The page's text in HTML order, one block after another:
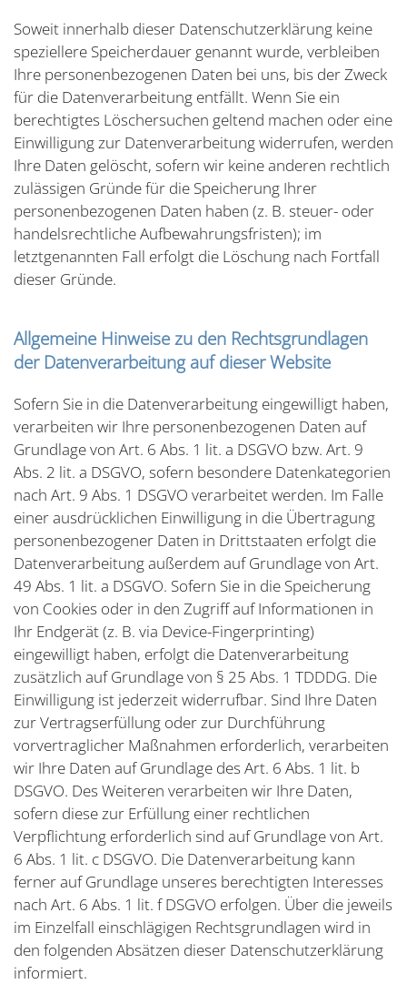
Soweit innerhalb dieser Datenschutzerklärung keine
speziellere Speicherdauer genannt wurde, verbleiben
Ihre personenbezogenen Daten bei uns, bis der Zweck
für die Datenverarbeitung entfällt. Wenn Sie ein
berechtigtes Löschersuchen geltend machen oder eine
Einwilligung zur Datenverarbeitung widerrufen, werden
Ihre Daten gelöscht, sofern wir keine anderen rechtlich
zulässigen Gründe für die Speicherung Ihrer
personenbezogenen Daten haben (z. B. steuer- oder
handelsrechtliche Aufbewahrungsfristen); im
letztgenannten Fall erfolgt die Löschung nach Fortfall
dieser Gründe.
Allgemeine Hinweise zu den Rechtsgrundlagen
der Datenverarbeitung auf dieser Website
Sofern Sie in die Datenverarbeitung eingewilligt haben,
verarbeiten wir Ihre personenbezogenen Daten auf
Grundlage von Art. 6 Abs. 1 lit. a DSGVO bzw. Art. 9
Abs. 2 lit. a DSGVO, sofern besondere Datenkategorien
nach Art. 9 Abs. 1 DSGVO verarbeitet werden. Im Falle
einer ausdrücklichen Einwilligung in die Übertragung
personenbezogener Daten in Drittstaaten erfolgt die
Datenverarbeitung außerdem auf Grundlage von Art.
49 Abs. 1 lit. a DSGVO. Sofern Sie in die Speicherung
von Cookies oder in den Zugriff auf Informationen in
Ihr Endgerät (z. B. via Device-Fingerprinting)
eingewilligt haben, erfolgt die Datenverarbeitung
zusätzlich auf Grundlage von § 25 Abs. 1 TDDDG. Die
Einwilligung ist jederzeit widerrufbar. Sind Ihre Daten
zur Vertragserfüllung oder zur Durchführung
vorvertraglicher Maßnahmen erforderlich, verarbeiten
wir Ihre Daten auf Grundlage des Art. 6 Abs. 1 lit. b
DSGVO. Des Weiteren verarbeiten wir Ihre Daten,
sofern diese zur Erfüllung einer rechtlichen
Verpflichtung erforderlich sind auf Grundlage von Art.
6 Abs. 1 lit. c DSGVO. Die Datenverarbeitung kann
ferner auf Grundlage unseres berechtigten Interesses
nach Art. 6 Abs. 1 lit. f DSGVO erfolgen. Über die jeweils
im Einzelfall einschlägigen Rechtsgrundlagen wird in
den folgenden Absätzen dieser Datenschutzerklärung
informiert.